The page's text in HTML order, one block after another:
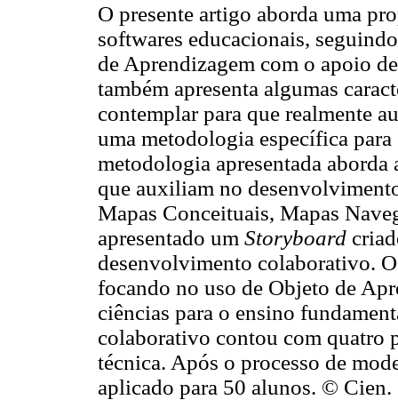
O presente artigo aborda uma
softwares educacionais,
de Aprendizagem com o apoio
também apresenta algumas
contemplar para que realmente
uma metodologia específica
metodologia apresentada
que auxiliam no
Mapas Conceituais, Mapas
apresentado um Storyboard
desenvolvimento colaborativo.
focando no uso de Objeto de
ciências para o ensino
colaborativo contou com quatro
técnica. Após o processo de
aplicado para 50 alunos. ©